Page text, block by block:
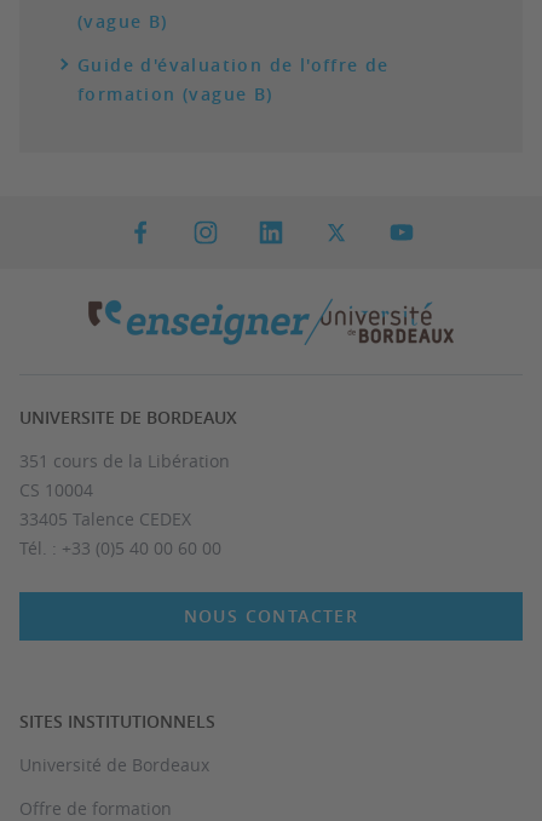
(vague B)
Guide d'évaluation de l'offre de
formation (vague B)
UNIVERSITE DE BORDEAUX
351 cours de la Libération
CS 10004
33405 Talence CEDEX
Tél. : +33 (0)5 40 00 60 00
NOUS CONTACTER
SITES INSTITUTIONNELS
Université de Bordeaux
Offre de formation